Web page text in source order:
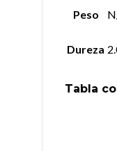
Peso
Dureza
Tabla